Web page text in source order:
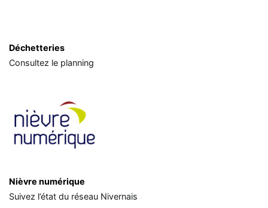
Déchetteries
Consultez le planning
Nièvre numérique
Suivez l’état du réseau Nivernais